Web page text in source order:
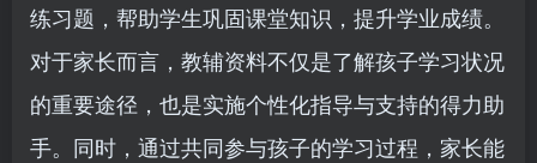
练习题，帮助学生巩固课堂知识，提升学业成绩。
对于家长而言，教辅资料不仅是了解孩子学习状况
的重要途径，也是实施个性化指导与支持的得力助
手。同时，通过共同参与孩子的学习过程，家长能